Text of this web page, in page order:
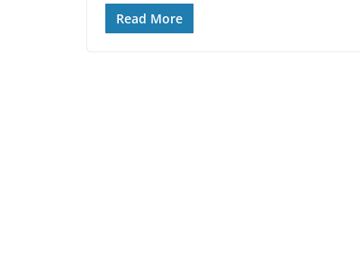
Read More